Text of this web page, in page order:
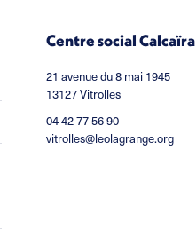
Centre social Calcaïra
21 avenue du 8 mai 1945
13127 Vitrolles
04 42 77 56 90
vitrolles@leolagrange.org